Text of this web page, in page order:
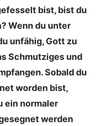
bist, bist du
Wenn du unter
unfähig, Gott zu
Schmutziges und
Sobald du
worden bist,
ein normaler
werden